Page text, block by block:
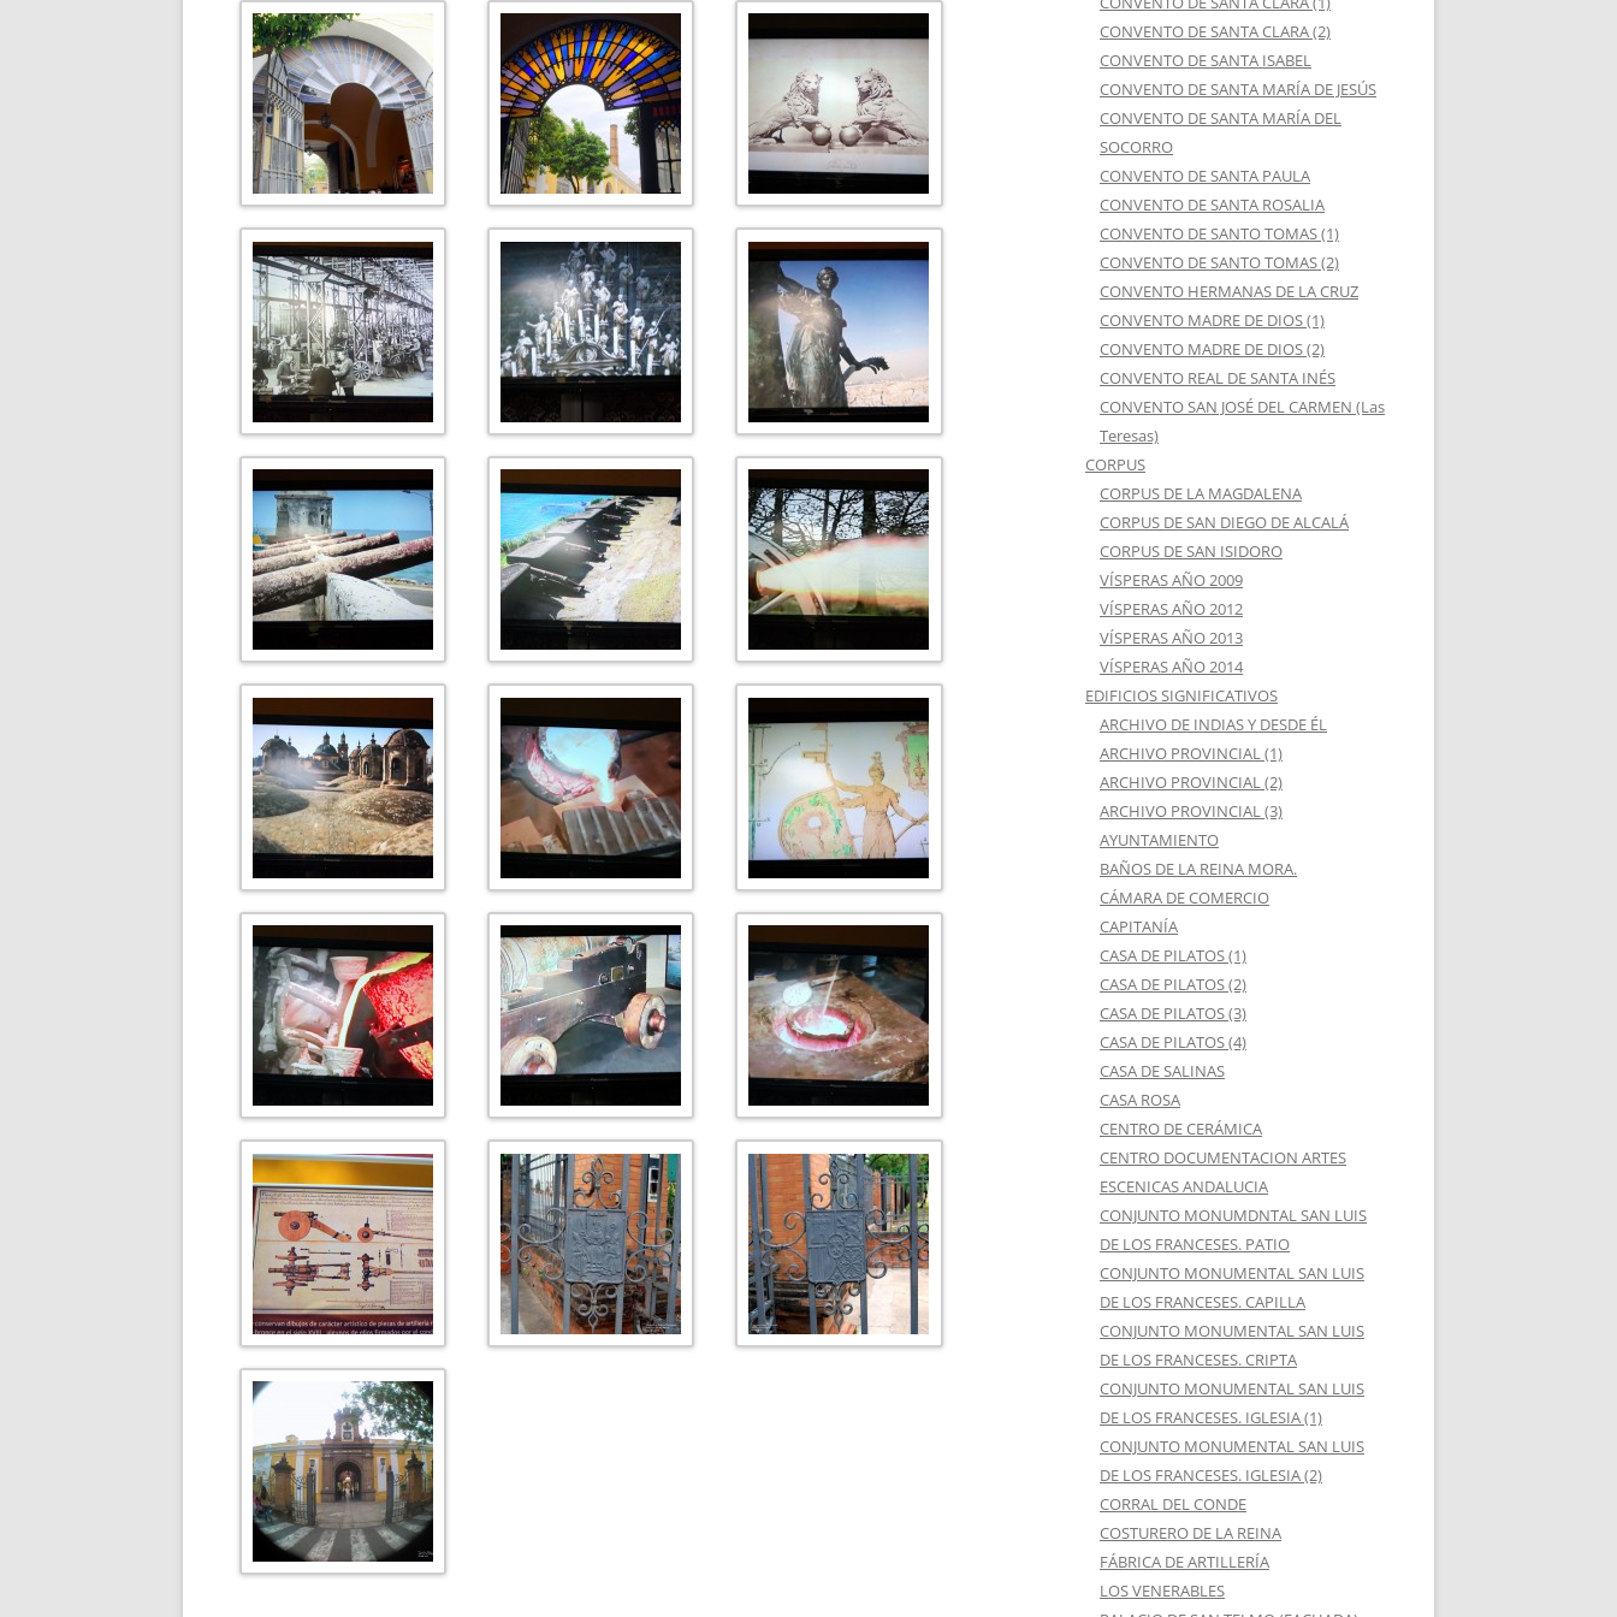
CONVENTO DE SANTA CLARA (2)
CONVENTO DE SANTA ISABEL
CONVENTO DE SANTA MARÍA DE JESÚS
CONVENTO DE SANTA MARÍA DEL
SOCORRO
CONVENTO DE SANTA PAULA
CONVENTO DE SANTA ROSALIA
CONVENTO DE SANTO TOMAS (1)
CONVENTO DE SANTO TOMAS (2)
CONVENTO HERMANAS DE LA CRUZ
CONVENTO MADRE DE DIOS (1)
CONVENTO MADRE DE DIOS (2)
CONVENTO REAL DE SANTA INÉS
CONVENTO SAN JOSÉ DEL CARMEN (Las
Teresas)
CORPUS
CORPUS DE LA MAGDALENA
CORPUS DE SAN DIEGO DE ALCALÁ
CORPUS DE SAN ISIDORO
VÍSPERAS AÑO 2009
VÍSPERAS AÑO 2012
VÍSPERAS AÑO 2013
VÍSPERAS AÑO 2014
EDIFICIOS SIGNIFICATIVOS
ARCHIVO DE INDIAS Y DESDE ÉL
ARCHIVO PROVINCIAL (1)
ARCHIVO PROVINCIAL (2)
ARCHIVO PROVINCIAL (3)
AYUNTAMIENTO
BAÑOS DE LA REINA MORA.
CÁMARA DE COMERCIO
CAPITANÍA
CASA DE PILATOS (1)
CASA DE PILATOS (2)
CASA DE PILATOS (3)
CASA DE PILATOS (4)
CASA DE SALINAS
CASA ROSA
CENTRO DE CERÁMICA
CENTRO DOCUMENTACION ARTES
ESCENICAS ANDALUCIA
CONJUNTO MONUMDNTAL SAN LUIS
DE LOS FRANCESES. PATIO
CONJUNTO MONUMENTAL SAN LUIS
DE LOS FRANCESES. CAPILLA
CONJUNTO MONUMENTAL SAN LUIS
DE LOS FRANCESES. CRIPTA
CONJUNTO MONUMENTAL SAN LUIS
DE LOS FRANCESES. IGLESIA (1)
CONJUNTO MONUMENTAL SAN LUIS
DE LOS FRANCESES. IGLESIA (2)
CORRAL DEL CONDE
COSTURERO DE LA REINA
FÁBRICA DE ARTILLERÍA
LOS VENERABLES